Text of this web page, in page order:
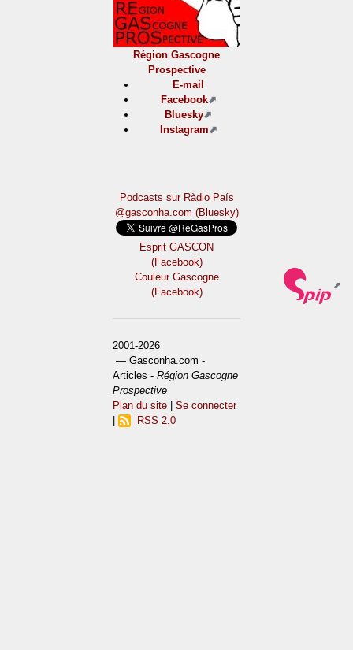
Région Gascogne
Prospective
E-mail
Facebook
Bluesky
Instagram
Podcasts sur Ràdio País
@gasconha.com (Bluesky)
Esprit GASCON
(Facebook)
Couleur Gascogne
(Facebook)
2001-2026
— Gasconha.com -
Articles -Région Gascogne
Prospective
Plan du site |Se connecter
RSS 2.0